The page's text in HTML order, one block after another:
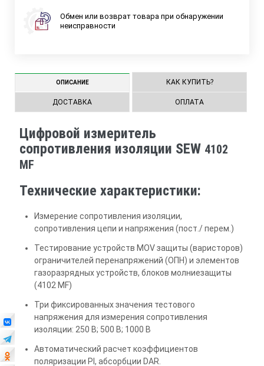
Обмен или возврат товара при обнаружении
неисправности
ОПИСАНИЕ КАК КУПИТЬ?
ДОСТАВКА ОПЛАТА
Цифровой измеритель
сопротивления изоляции SEW 4102
MF
Технические характеристики:
Измерение сопротивления изоляции,
сопротивления цепи и напряжения (пост./ перем.)
Тестирование устройств MOV защиты (варисторов)
ограничителей перенапряжений (ОПН) и элементов
газоразрядных устройств, блоков молниезащиты
(4102 MF)
Три фиксированных значения тестового
напряжения для измерения сопротивления
изоляции: 250 В; 500 В; 1000 В
Автоматический расчет коэффициентов
поляризации PI, абсорбции DAR.